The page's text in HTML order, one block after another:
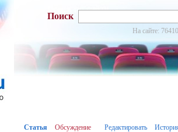
Поиск
На сайте:
Статья Обсуждение Редактировать